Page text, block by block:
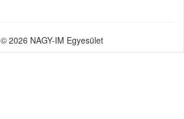
© 2026 NAGY-IM Egyesület